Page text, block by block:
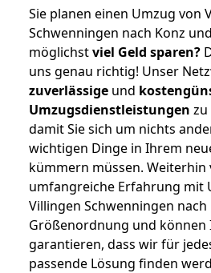
Sie planen einen Umzug von
Schwenningen nach Konz
möglichstviel Geld sparen?
uns genau richtig! Unser
zuverlässige und
Umzugsdienstleistungen zu
damit Sie sich um nichts
wichtigen Dinge in Ihrem
kümmern müssen.
umfangreiche Erfahrung mit
Villingen Schwenningen
Größenordnung und können
garantieren, dass wir für
passende Lösung finden